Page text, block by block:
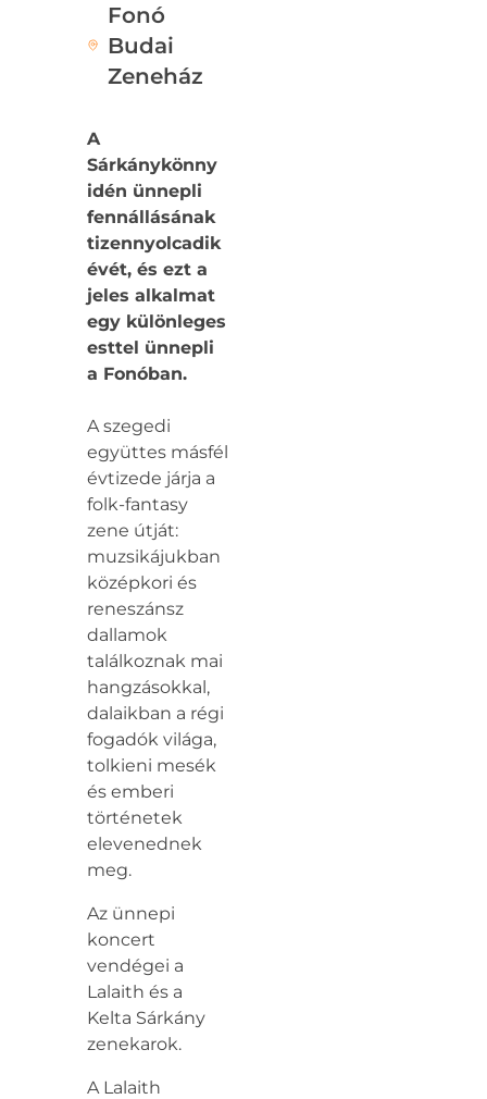
Fonó
Budai
Zeneház
A
Sárkánykönny
idén ünnepli
fennállásának
tizennyolcadik
évét, és ezt a
jeles alkalmat
egy különleges
esttel ünnepli
a Fonóban.
A szegedi
együttes másfél
évtizede járja a
folk-fantasy
zene útját:
muzsikájukban
középkori és
reneszánsz
dallamok
találkoznak mai
hangzásokkal,
dalaikban a régi
fogadók világa,
tolkieni mesék
és emberi
történetek
elevenednek
meg.
Az ünnepi
koncert
vendégei a
Lalaith és a
Kelta Sárkány
zenekarok.
A Lalaith